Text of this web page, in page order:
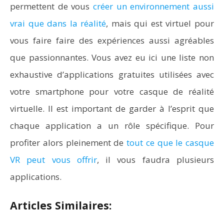
permettent de vous créer un environnement aussi
vrai que dans la réalité, mais qui est virtuel pour
vous faire faire des expériences aussi agréables
que passionnantes. Vous avez eu ici une liste non
exhaustive d’applications gratuites utilisées avec
votre smartphone pour votre casque de réalité
virtuelle. Il est important de garder à l’esprit que
chaque application a un rôle spécifique. Pour
profiter alors pleinement de tout ce que le casque
VR peut vous offrir, il vous faudra plusieurs
applications.
Articles Similaires: